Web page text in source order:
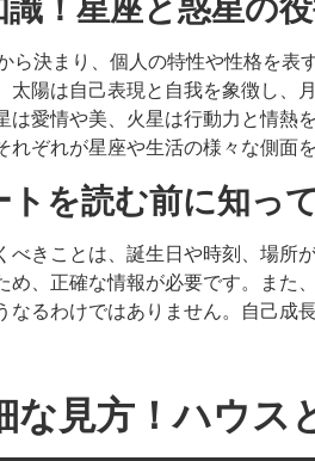
！星座と惑星の役
ら決まり、個人の特性や性格を表
太陽は自己表現と自我を象徴し、
愛情や美、火星は行動力と情熱
ぞれが星座や生活の様々な側面を
を読む前に知っ
べきことは、誕生日や時刻、場所
め、正確な情報が必要です。また
なるわけではありません。自己成
な見方！ハウス